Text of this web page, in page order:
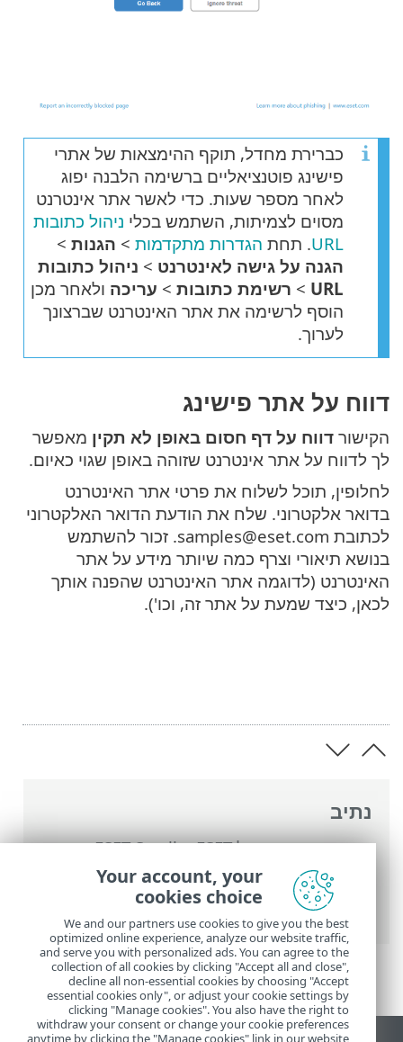
נתיב
העזרה המקוונת של ESET >
ESET Small
Business Security
>
עבודה עם ESET Small
Business Security
>הגדרות>הגנת אינטרנט
> הגנה מפני פישינג
כברירת מחדל, תוקף ההימצאות של אתרי
פישינג פוטנציאליים ברשימה הלבנה יפוג
לאחר מספר שעות. כדי לאשר אתר אינטרנט
מסוים לצמיתות, השתמש בכלי ניהול כתובות
URL. תחת הגדרות מתקדמות > הגנות >
הגנה על גישה לאינטרנט > ניהול כתובות
URL
> רשימת כתובות > עריכה ולאחר מכן
הוסף לרשימה את אתר האינטרנט שברצונך
לערוך.
דווח על אתר פישינג
הקישור דווח על דף חסום באופן לא תקין מאפשר
לך לדווח על אתר אינטרנט שזוהה באופן שגוי כאיום.
לחלופין, תוכל לשלוח את פרטי אתר האינטרנט
בדואר אלקטרוני. שלח את הודעת הדואר האלקטרוני
לכתובת samples@eset.com. זכור להשתמש
בנושא תיאורי וצרף כמה שיותר מידע על אתר
האינטרנט (לדוגמה אתר האינטרנט שהפנה אותך
לכאן, כיצד שמעת על אתר זה, וכו').
Your account, your
cookies choice
We and our partners use cookies to give you the best
optimized online experience, analyze our website traffic,
and serve you with personalized ads. You can agree to the
collection of all cookies by clicking "Accept all and close",
decline all non-essential cookies by choosing "Accept
essential cookies only", or adjust your cookie settings by
clicking "Manage cookies". You also have the right to
withdraw your consent or change your cookie preferences
anytime by clicking the "Manage cookies" link in our website